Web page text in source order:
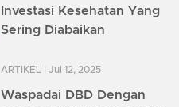
Investasi Kesehatan Yang
Sering Diabaikan
ARTIKEL | Jul 12, 2025
Waspadai DBD Dengan